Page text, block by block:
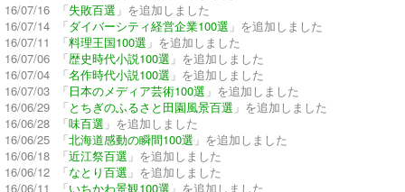
16/07/16 「失敗百選 」を追加しました
16/07/14 「ダイバーシティ経営企業100選 」を追加しました
16/07/11 「料理王国100選 」を追加しました
16/07/06 「歴史時代小説100選 」を追加しました
16/07/04 「名作時代小説100選 」を追加しました
16/07/03 「日本のメディア芸術100選 」を追加しました
16/06/29 「とちぎのふるさと田園風景百選 」を追加しました
16/06/28 「味百選 」を追加しました
16/06/25 「北海道感動の瞬間100選 」を追加しました
16/06/18 「近江祭百選 」を追加しました
16/06/12 「なとり百選 」を追加しました
16/06/11 「いちかわ景観100選 」を追加しました